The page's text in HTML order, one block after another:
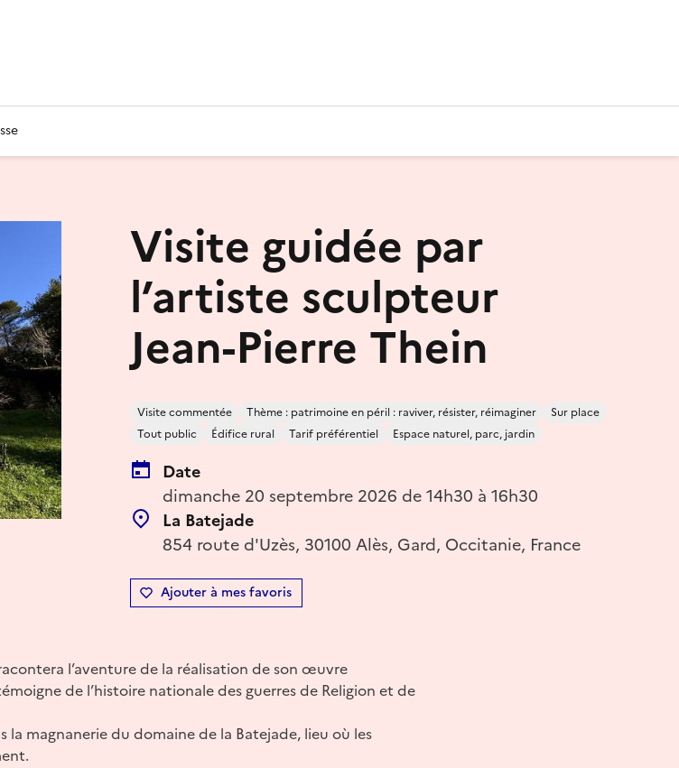
Visite guidée par
l’artiste sculpteur
Jean-Pierre Thein
Visite commentée Thème : patrimoine en péril : raviver, résister, réimaginer
Sur place
Tout public
Édifice rural Tarif préférentiel Espace naturel, parc, jardin
Date
dimanche 20 septembre 2026 de 14h30 à 16h30
La Batejade
854 route d'Uzès, 30100 Alès, Gard, Occitanie, France
Ajouter à mes favoris
l’aventure de la réalisation de son œuvre
de l’histoire nationale des guerres de Religion et de
la magnanerie du domaine de la Batejade, lieu où les